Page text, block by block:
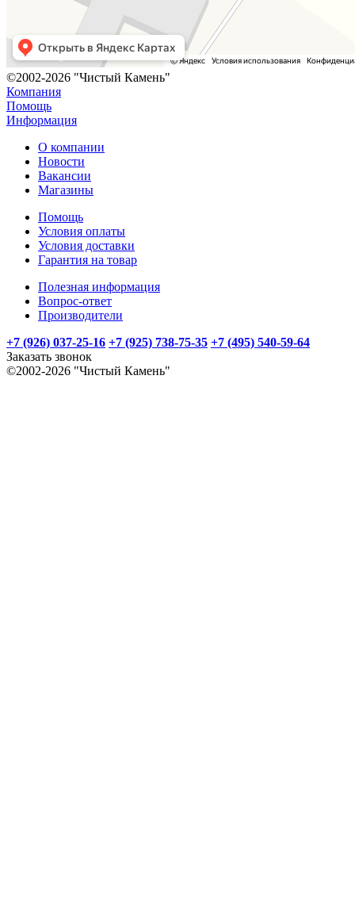
©2002-2026 "Чистый Камень"
Компания
Помощь
Информация
О компании
Новости
Вакансии
Магазины
Помощь
Условия оплаты
Условия доставки
Гарантия на товар
Полезная информация
Вопрос-ответ
Производители
+7 (926) 037-25-16 +7 (925) 738-75-35 +7 (495) 540-59-64
Заказать звонок
©2002-2026 "Чистый Камень"